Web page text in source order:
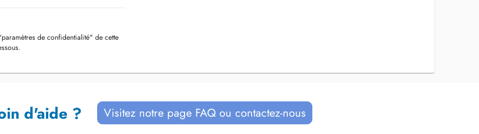
de confidentialité" de cette
d'aide ? Visitez notre page FAQ ou contactez-nous